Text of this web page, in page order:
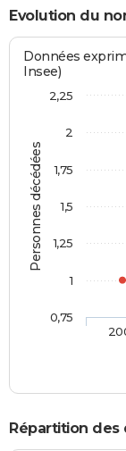
Evolution du
Personnes décédées
Données
Insee)
0,75
1
1,25
1,5
1,75
2
2,25
Répartition des